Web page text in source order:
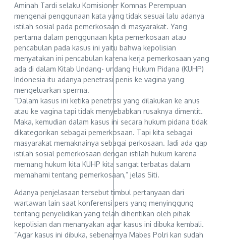
Aminah Tardi selaku Komisioner Komnas Perempuan
mengenai penggunaan kata yang tidak sesuai lalu adanya
istilah sosial pada pemerkosaan di masyarakat. Yang
pertama dalam penggunaan kata pemerkosaan atau
pencabulan pada kasus ini yaitu bahwa kepolisian
menyatakan ini pencabulan karena kerja pemerkosaan yang
ada di dalam Kitab Undang- undang Hukum Pidana (KUHP)
Indonesia itu adanya penetrasi penis ke vagina yang
mengeluarkan sperma.
“Dalam kasus ini ketika penetrasi yang dilakukan ke anus
atau ke vagina tapi tidak menyebabkan rusaknya dimentit.
Maka, kemudian dalam kasus ini secara hukum pidana tidak
dikategorikan sebagai pemerkosaan. Tapi kita sebagai
masyarakat memaknainya sebagai perkosaan. Jadi ada gap
istilah sosial pemerkosaan dengan istilah hukum karena
memang hukum kita KUHP kita sangat terbatas dalam
memahami tentang pemerkosaan,” jelas Siti.
Adanya penjelasaan tersebut timbul pertanyaan dari
wartawan lain saat konferensi pers yang menyinggung
tentang penyelidikan yang telah dihentikan oleh pihak
kepolisian dan menanyakan agar kasus ini dibuka kembali.
“Agar kasus ini dibuka, sebenarnya Mabes Polri kan sudah